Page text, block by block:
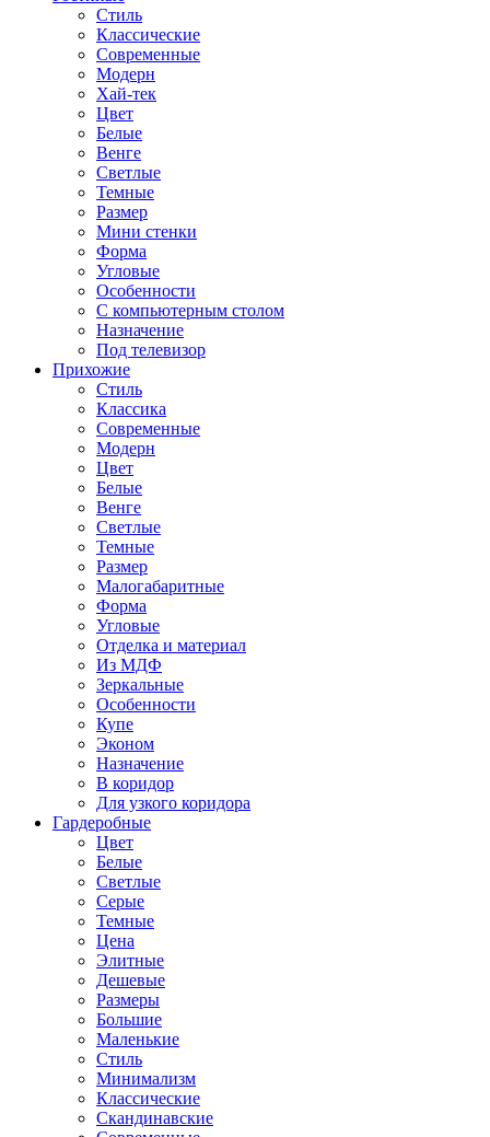
Стиль
Классические
Современные
Модерн
Хай-тек
Цвет
Белые
Венге
Светлые
Темные
Размер
Мини стенки
Форма
Угловые
Особенности
С компьютерным столом
Назначение
Под телевизор
Прихожие
Стиль
Классика
Современные
Модерн
Цвет
Белые
Венге
Светлые
Темные
Размер
Малогабаритные
Форма
Угловые
Отделка и материал
Из МДФ
Зеркальные
Особенности
Купе
Эконом
Назначение
В коридор
Для узкого коридора
Гардеробные
Цвет
Белые
Светлые
Серые
Темные
Цена
Элитные
Дешевые
Размеры
Большие
Маленькие
Стиль
Минимализм
Классические
Скандинавские